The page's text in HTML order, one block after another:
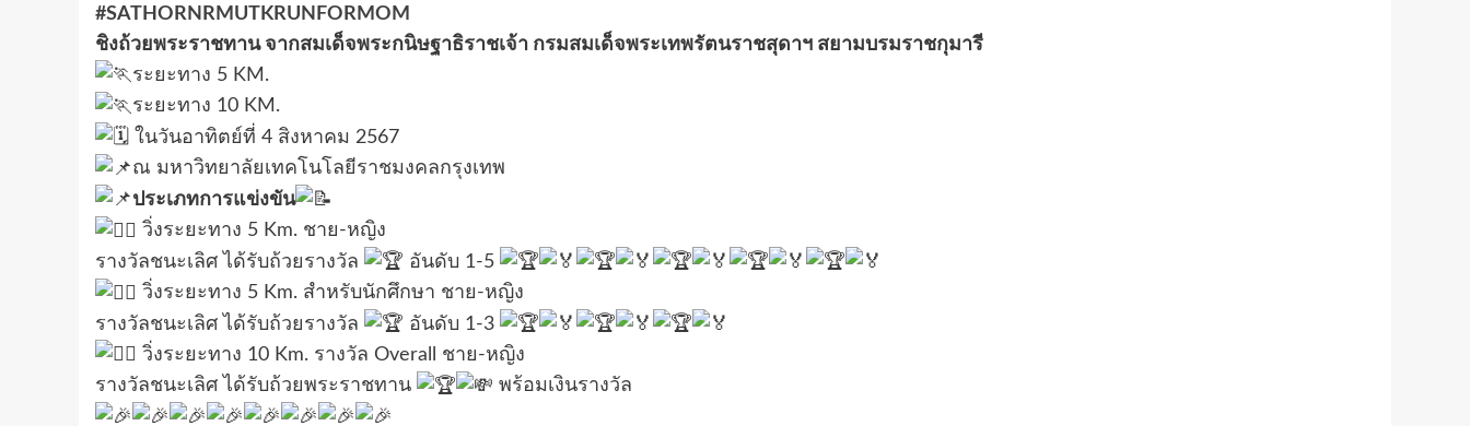
#SATHORNRMUTKRUNFORMOM
ชิงถ้วยพระราชทาน จากสมเด็จพระกนิษฐาธิราชเจ้า กรมสมเด็จพระเทพรัตนราชสุดาฯ สยามบรมราชกุมารี
ระยะทาง 5 KM.
ระยะทาง 10 KM.
ในวันอาทิตย์ที่ 4 สิงหาคม 2567
ณ มหาวิทยาลัยเทคโนโลยีราชมงคลกรุงเทพ
ประเภทการแข่งขัน
วิ่งระยะทาง 5 Km. ชาย-หญิง
รางวัลชนะเลิศ ได้รับถ้วยรางวัล
อันดับ 1-5
วิ่งระยะทาง 5 Km. สำหรับนักศึกษา ชาย-หญิง
รางวัลชนะเลิศ ได้รับถ้วยรางวัล
อันดับ 1-3
วิ่งระยะทาง 10 Km. รางวัล Overall ชาย-หญิง
รางวัลชนะเลิศ ได้รับถ้วยพระราชทาน
พร้อมเงินรางวัล